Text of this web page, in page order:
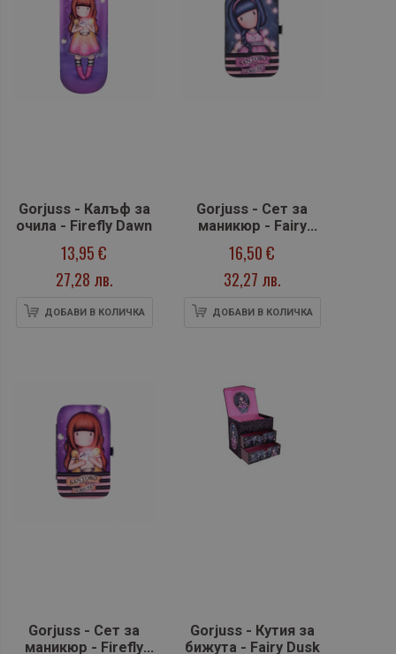
Gorjuss - Калъф за
очила - Firefly Dawn
13,95 €
27,28 лв.
ДОБАВИ В КОЛИЧКА
Gorjuss - Сет за
маникюр - Fairy
Dusk
16,50 €
32,27 лв.
ДОБАВИ В КОЛИЧКА
Gorjuss - Сет за
маникюр - Firefly
Gorjuss - Кутия за
бижута - Fairy Dusk